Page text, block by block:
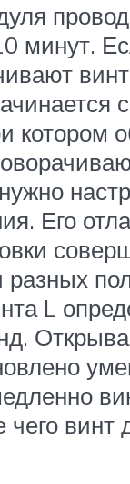
минут.
котором
Его
разных
L
винт